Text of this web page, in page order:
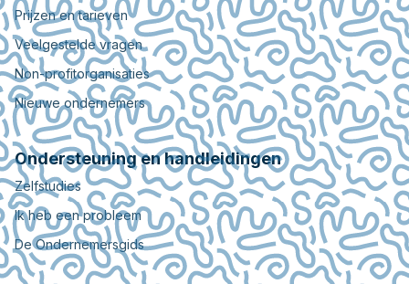
Prijzen en tarieven
Veelgestelde vragen
Non-profitorganisaties
Nieuwe ondernemers
Ondersteuning en handleidingen
Zelfstudies
Ik heb een probleem
De Ondernemersgids